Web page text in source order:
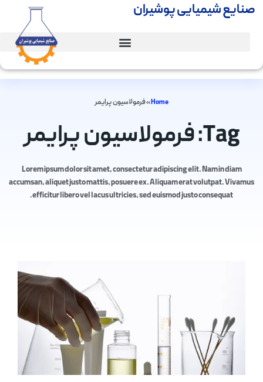
صنایع شیمیایی پوشیران
Home
»فرمولاسیون پرایمر
Tag: فرمولاسیون پرایمر
Lorem ipsum dolor sit amet, consectetur adipiscing elit. Nam in diam
accumsan, aliquet justo mattis, posuere ex. Aliquam erat volutpat. Vivamus
efficitur libero vel lacus ultricies, sed euismod justo consequat.